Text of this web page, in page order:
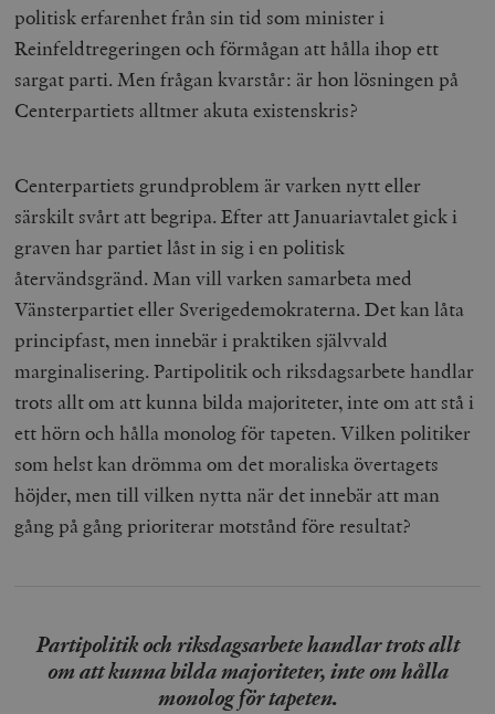
politisk erfarenhet från sin tid som minister i
Reinfeldtregeringen och förmågan att hålla ihop ett
sargat parti. Men frågan kvarstår: är hon lösningen på
Centerpartiets alltmer akuta existenskris?
Centerpartiets grundproblem är varken nytt eller
särskilt svårt att begripa. Efter att Januariavtalet gick i
graven har partiet låst in sig i en politisk
återvändsgränd. Man vill varken samarbeta med
Vänsterpartiet eller Sverigedemokraterna. Det kan låta
principfast, men innebär i praktiken självvald
marginalisering. Partipolitik och riksdagsarbete handlar
trots allt om att kunna bilda majoriteter, inte om att stå i
ett hörn och hålla monolog för tapeten. Vilken politiker
som helst kan drömma om det moraliska övertagets
höjder, men till vilken nytta när det innebär att man
gång på gång prioriterar motstånd före resultat?
Partipolitik och riksdagsarbete handlar trots allt
om att kunna bilda majoriteter, inte om hålla
monolog för tapeten.